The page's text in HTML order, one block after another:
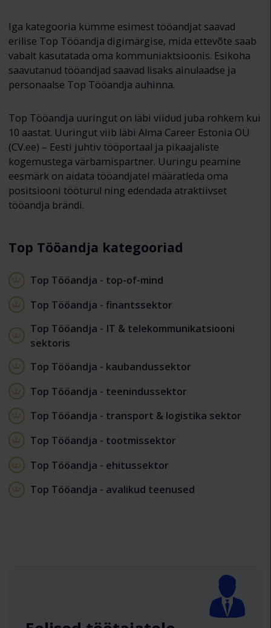
Iga kategooria kümme esimest tööandjat saavad
erilise Top Tööandja digimärgise, mida ettevõte saab
vabalt kasutatada oma kommuniaktsioonis. Esikoha
saavutanud tööandjad saavad lisaks ainulaadse ja
personaalse Top Tööandja auhinna.
Top Tööandja uuringut on läbi viidud juba rohkem kui
10 aastat. Uuringut viib läbi Alma Career Estonia OÜ
(CV.ee) – Eesti juhtiv tööportaal ja pikaajaliste
kogemustega värbamispartner. Uuringu peamine
eesmärk on aidata tööandjatel määratleda oma
positsiooni tööturul ning edendada atraktiivset
tööandja brändi.
Top Tööandja kategooriad
Top Tööandja - top-of-mind
Top Tööandja - finantssektor
Top Tööandja - IT & telekommunikatsiooni
sektoris
Top Tööandja - kaubandussektor
Top Tööandja - teenindussektor
Top Tööandja - transport & logistika sektor
Top Tööandja - tootmissektor
Top Tööandja - ehitussektor
Top Tööandja - avalikud teenused